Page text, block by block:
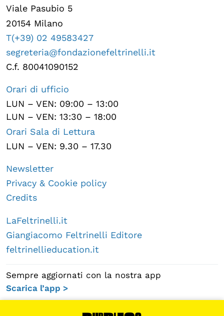
Viale Pasubio 5
20154 Milano
T(+39) 02 49583427
segreteria@fondazionefeltrinelli.it
C.f. 80041090152
Orari di ufficio
LUN – VEN: 09:00 – 13:00
LUN – VEN: 13:30 – 18:00
Orari Sala di Lettura
LUN – VEN: 9.30 – 17.30
Newsletter
Privacy & Cookie policy
Credits
LaFeltrinelli.it
Giangiacomo Feltrinelli Editore
feltrinellieducation.it
Sempre aggiornati con la nostra app
Scarica l’app >